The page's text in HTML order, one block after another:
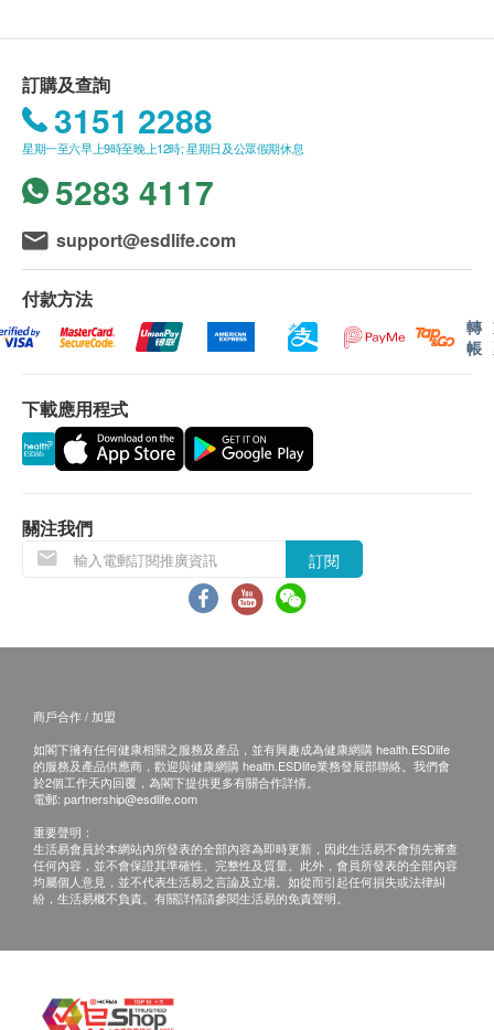
3次測量結果的平均讀數，方便用戶調取數據對比
自動關機 : 手動關機或無操作1分鐘後自動關機，
操作簡單便捷
單位轉換 : 血壓值單位Kpa和mmHg兩種顯示單位
轉換（開機默認單位為mmHg）
超壓保護功能 : 氣壓超過295mmHg-20ms則自動快
速排氣，安全可靠
錯誤提示功能 : 方便用戶查找錯誤原因
低電檢測功能 : 任何工作狀態下檢測低電，LCD顯
示屏提示低電
帶，大屏大字，智能加壓，精準測量，方便攜帶。
訂購及查詢
3151 2288
星期一至六早上9時至晚上12時; 星期日及公眾假期休息
5283 4117
support@esdlife.com
付款方法
轉
帳
下載應用程式
關注我們
訂閱
商戶合作 / 加盟
如閣下擁有任何健康相關之服務及產品，並有興趣成為健康網購 health.ESDlife
的服務及產品供應商，歡迎與健康網購 health.ESDlife業務發展部聯絡。我們會
於2個工作天內回覆，為閣下提供更多有關合作詳情。
電郵: partnership@esdlife.com
重要聲明：
生活易會員於本網站內所發表的全部內容為即時更新，因此生活易不會預先審查
任何內容，並不會保證其準確性、完整性及質量。此外，會員所發表的全部內容
均屬個人意見，並不代表生活易之言論及立場。如從而引起任何損失或法律糾
紛，生活易概不負責。有關詳情請參閱生活易的免責聲明。